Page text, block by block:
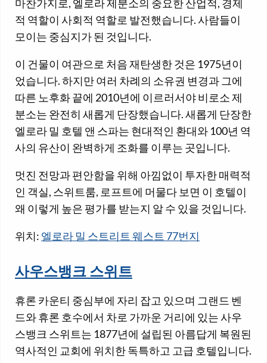
마찬가지로, 엘로라 제분소의 중요한 산업적, 경제
적 역할이 사회적 역할로 발전했습니다. 사람들이
모이는 중심지가 된 것입니다.
이 건물이 여관으로 처음 재탄생한 것은 1975년이
었습니다. 하지만 여러 차례의 소유권 변경과 그에
따른 노후화 끝에 2010년에 이르러서야 비로소 제
분소는 완전히 새롭게 단장했습니다. 새롭게 단장한
엘로라 밀 호텔 앤 스파는 현대적인 환대와 100년 역
사의 유산이 완벽하게 조화를 이루는 곳입니다.
멋진 전망과 편안함을 위해 아낌없이 투자한 매력적
인 객실, 스위트룸, 로프트에 머물다 보면 이 호텔이
왜 이렇게 높은 평가를 받는지 알 수 있을 것입니다.
위치: 엘로라 밀 스트리트 웨스트 77번지
사우스뱅크 스위트
휴론 카운티 중심부에 자리 잡고 있으며 그랜드 벤
드와 휴론 호수에서 차로 가까운 거리에 있는 사우
스뱅크 스위트는 1877년에 설립된 아름답게 복원된
역사적인 교회에 위치한 독특하고 고급 호텔입니다.